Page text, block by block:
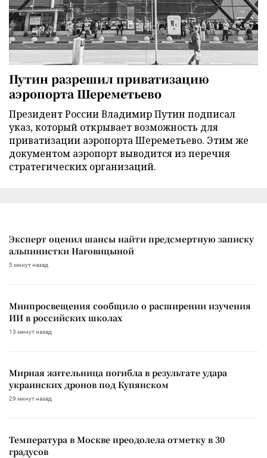
Путин разрешил приватизацию
аэропорта Шереметьево
Президент России Владимир Путин подписал
указ, который открывает возможность для
приватизации аэропорта Шереметьево. Этим же
документом аэропорт выводится из перечня
стратегических организаций.
Эксперт оценил шансы найти предсмертную записку
альпинистки Наговицыной
5 минут назад
Минпросвещения сообщило о расширении изучения
ИИ в российских школах
13 минут назад
Мирная жительница погибла в результате удара
украинских дронов под Купянском
29 минут назад
Температура в Москве преодолела отметку в 30
градусов